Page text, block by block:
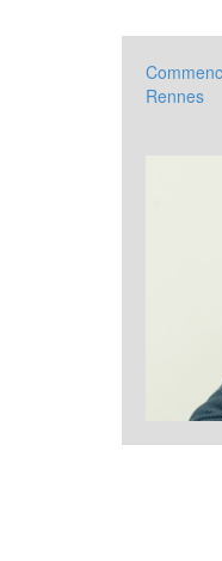
Rennes